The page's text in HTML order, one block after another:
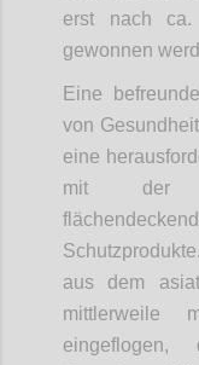
erst nach
gewonnen
Eine
von
eine
mit der
aus dem
mittlerweile